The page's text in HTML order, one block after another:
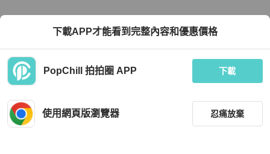
下載APP才能看到完整內容和優惠價格
PopChill 拍拍圈 APP 下載
使用網頁版瀏覽器 忍痛放棄